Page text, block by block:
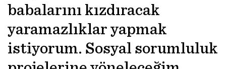
babalarını kızdıracak
yaramazlıklar yapmak
istiyorum. Sosyal sorumluluk